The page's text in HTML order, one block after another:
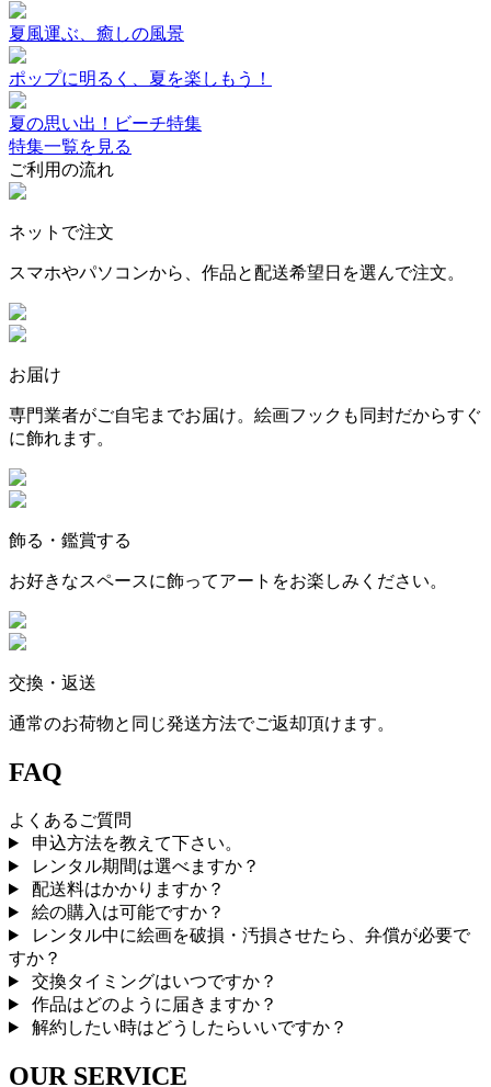
夏風運ぶ、癒しの風景
ポップに明るく、夏を楽しもう！
夏の思い出！ビーチ特集
特集一覧を見る
ご利用の流れ
ネットで注文
スマホやパソコンから、作品と配送希望日を選んで注文。
お届け
専門業者がご自宅までお届け。絵画フックも同封だからすぐ
に飾れます。
飾る・鑑賞する
お好きなスペースに飾ってアートをお楽しみください。
交換・返送
通常のお荷物と同じ発送方法でご返却頂けます。
FAQ
よくあるご質問
申込方法を教えて下さい。
レンタル期間は選べますか？
配送料はかかりますか？
絵の購入は可能ですか？
レンタル中に絵画を破損・汚損させたら、弁償が必要で
すか？
交換タイミングはいつですか？
作品はどのように届きますか？
解約したい時はどうしたらいいですか？
OUR SERVICE